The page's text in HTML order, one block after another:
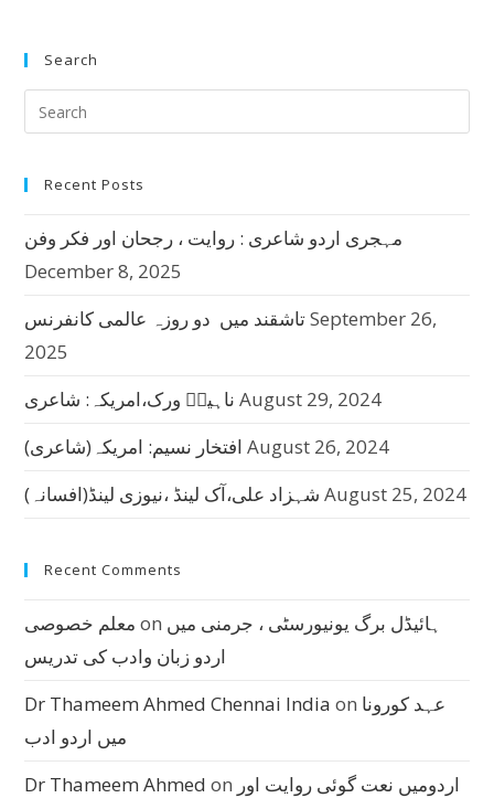
Search
Recent Posts
مہجری اردو شاعری : روایت ، رجحان اور فکر وفن
December 8, 2025
تاشقند میں دو روزہ عالمی کانفرنسSeptember 26,
2025
ناہیدؔ ورک،امریکہ: شاعری August 29, 2024
افتخار نسیم: امریکہ(شاعری) August 26, 2024
شہزاد علی،آک لینڈ ،نیوزی لینڈ(افسانہ) August 25, 2024
Recent Comments
معلم خصوصی on ہائیڈل برگ یونیورسٹی ، جرمنی میں
اردو زبان وادب کی تدریس
Dr Thameem Ahmed Chennai India on عہد کورونا
میں اردو ادب
Dr Thameem Ahmed on اردومیں نعت گوئی روایت اور